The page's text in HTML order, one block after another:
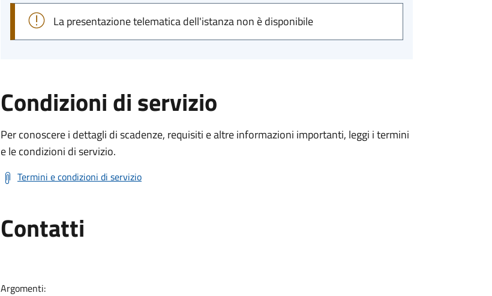
La presentazione telematica dell'istanza non è disponibile
Condizioni di servizio
Per conoscere i dettagli di scadenze, requisiti e altre informazioni importanti, leggi i termini
e le condizioni di servizio.
Termini e condizioni di servizio
Contatti
Argomenti: